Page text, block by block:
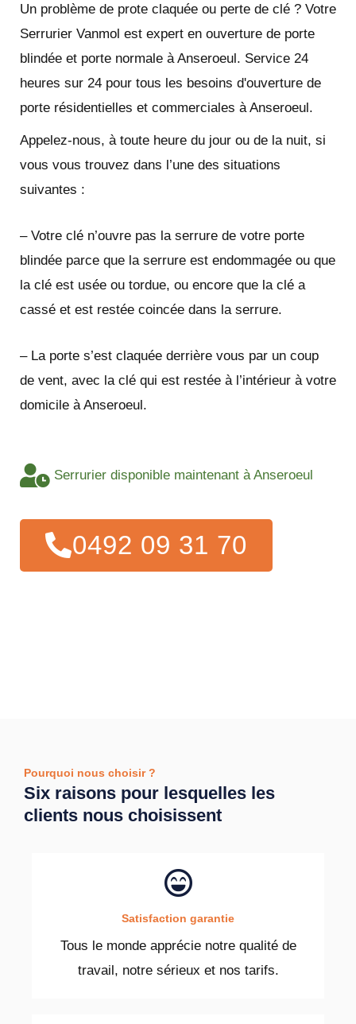
Un problème de prote claquée ou perte de clé ? Votre
Serrurier Vanmol est expert en ouverture de porte
blindée et porte normale à Anseroeul. Service 24
heures sur 24 pour tous les besoins d'ouverture de
porte résidentielles et commerciales à Anseroeul.
Appelez-nous, à toute heure du jour ou de la nuit, si
vous vous trouvez dans l’une des situations
suivantes :
– Votre clé n’ouvre pas la serrure de votre porte
blindée parce que la serrure est endommagée ou que
la clé est usée ou tordue, ou encore que la clé a
cassé et est restée coincée dans la serrure.
– La porte s’est claquée derrière vous par un coup
de vent, avec la clé qui est restée à l’intérieur à votre
domicile à Anseroeul.
Serrurier disponible maintenant à Anseroeul
0492 09 31 70
Pourquoi nous choisir ?
Six raisons pour lesquelles les
clients nous choisissent
Satisfaction garantie
Tous le monde apprécie notre qualité de
travail, notre sérieux et nos tarifs.